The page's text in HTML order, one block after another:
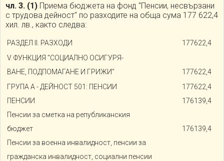
чл. 3. (1) Приема бюджета на фонд "Пенсии, несвързани
с трудова дейност" по разходите на обща сума 177 622,4
хил. лв., както следва:
РАЗДЕЛ II. РАЗХОДИ
177622,4
V. ФУНКЦИЯ "СОЦИАЛНО ОСИГУРЯ-
ВАНЕ, ПОДПОМАГАНЕ И ГРИЖИ"
177622,4
ГРУПА А - ДЕЙНОСТ 501: ПЕНСИИ
177622,4
ПЕНСИИ
176139,4
Пенсии за сметка на републиканския
бюджет
176139,4
Пенсии за военна инвалидност, пенсии за
гражданска инвалидност, социални пенсии